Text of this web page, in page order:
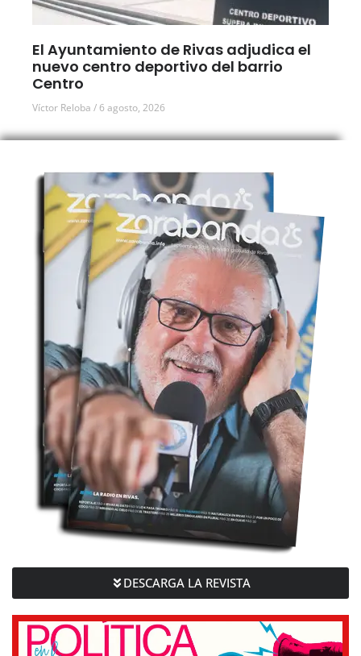
El Ayuntamiento de Rivas adjudica el
nuevo centro deportivo del barrio
Centro
Víctor Reloba 6 agosto, 2026
DESCARGA LA REVISTA